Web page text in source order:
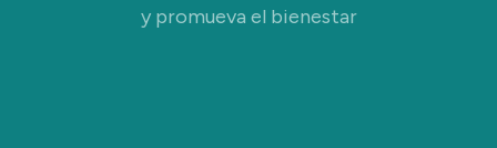
y promueva el bienestar